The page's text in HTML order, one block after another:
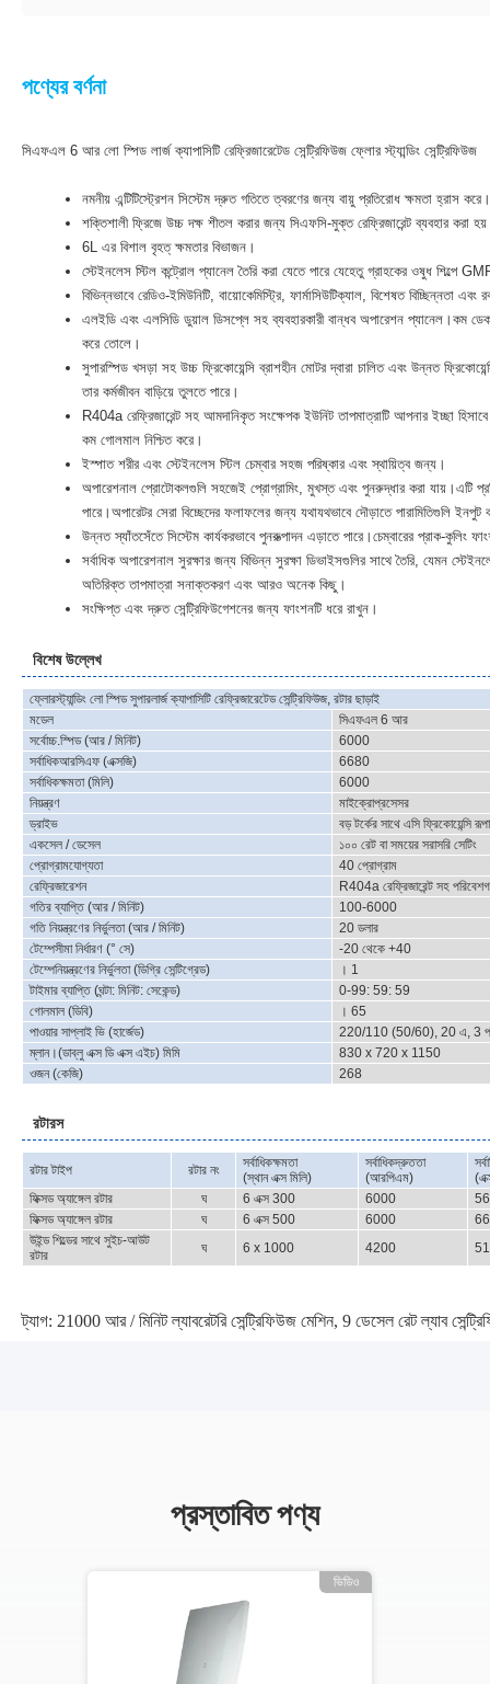
পণ্যের বর্ণনা
সিএফএল 6 আর লো স্পিড লার্জ ক্যাপাসিটি রেফ্রিজারেটেড সেন্ট্রিফিউজ ফ্লোর স্ট্যান্ডিং সেন্ট্রিফিউজ
নমনীয় এন্টিটিস্ট্রেশন সিস্টেম দ্রুত গতিতে ত্বরণের জন্য বায়ু প্রতিরোধ ক্ষমতা হ্রাস করে।
শক্তিশালী ফ্রিজে উচ্চ দক্ষ শীতল করার জন্য সিএফসি-মুক্ত রেফ্রিজারেন্ট ব্যবহার করা
6L এর বিশাল বৃহত্ ক্ষমতার বিভাজন।
স্টেইনলেস স্টিল কন্ট্রোল প্যানেল তৈরি করা যেতে পারে যেহেতু গ্রাহকের ওষুধ শিল্পে
বিভিন্নভাবে রেডিও-ইমিউনিটি, বায়োকেমিস্ট্রি, ফার্মাসিউটিক্যাল, বিশেষত বিচ্ছিন্নতা
এলইডি এবং এলসিডি ডুয়াল ডিসপ্লে সহ ব্যবহারকারী বান্ধব অপারেশন প্যানেল।কম
করে তোলে।
সুপারস্পিড খসড়া সহ উচ্চ ফ্রিকোয়েন্সি ব্রাশহীন মোটর দ্বারা চালিত এবং উন্নত
তার কর্মজীবন বাড়িয়ে তুলতে পারে।
R404a রেফ্রিজারেন্ট সহ আমদানিকৃত সংক্ষেপক ইউনিট তাপমাত্রাটি আপনার ইচ্ছা
কম গোলমাল নিশ্চিত করে।
ইস্পাত শরীর এবং স্টেইনলেস স্টিল চেম্বার সহজ পরিষ্কার এবং স্থায়িত্ব জন্য।
অপারেশনাল প্রোটোকলগুলি সহজেই প্রোগ্রামিং, মুখস্ত এবং পুনরুদ্ধার করা যায়।এটি
পারে।অপারেটর সেরা বিচ্ছেদের ফলাফলের জন্য যথাযথভাবে দৌড়াতে পারামিতিগুলি
উন্নত স্যাঁতসেঁতে সিস্টেম কার্যকরভাবে পুনরুত্পাদন এড়াতে পারে।চেম্বারের প্রাক-
সর্বাধিক অপারেশনাল সুরক্ষার জন্য বিভিন্ন সুরক্ষা ডিভাইসগুলির সাথে তৈরি, যেমন
অতিরিক্ত তাপমাত্রা সনাক্তকরণ এবং আরও অনেক কিছু।
সংক্ষিপ্ত এবং দ্রুত সেন্ট্রিফিউগেশনের জন্য ফাংশনটি ধরে রাখুন।
বিশেষ উল্লেখ
ফ্লোরস্ট্যান্ডিং লো স্পিড সুপারলার্জ ক্যাপাসিটি রেফ্রিজারেটেড সেন্ট্রিফিউজ, রটার ছাড়াই
মডেল
সিএফএল 6 আর
সর্বোচ্চ.স্পিড (আর / মিনিট)
6000
সর্বাধিকআরসিএফ (এক্সজি)
6680
সর্বাধিকক্ষমতা (মিলি)
6000
নিয়ন্ত্রণ
মাইক্রোপ্রসেসর
ড্রাইভ
বড় টর্কের সাথে এসি ফ্রিকোয়েন্সি
একসেল / ডেসেল
১০০ রেট বা সময়ের সরাসরি সেটিং
প্রোগ্রামযোগ্যতা
40 প্রোগ্রাম
রেফ্রিজারেশন
R404a রেফ্রিজারেন্ট সহ
গতির ব্যাপ্তি (আর / মিনিট)
100-6000
গতি নিয়ন্ত্রণের নির্ভুলতা (আর / মিনিট)
20 ডলার
টেম্পেসীমা নির্ধারণ (° সে)
-20 থেকে +40
টেম্পেনিয়ন্ত্রণের নির্ভুলতা (ডিগ্রি সেন্টিগ্রেড)
। 1
টাইমার ব্যাপ্তি (ঘন্টা: মিনিট: সেকেন্ড)
0-99: 59: 59
গোলমাল (ডিবি)
। 65
পাওয়ার সাপ্লাই ভি (হার্জেড)
220/110 (50/60), 20 এ, 3
ম্লান।(ডাব্লু এক্স ডি এক্স এইচ) মিমি
830 x 720 x 1150
ওজন (কেজি)
268
রটারস
রটার টাইপ রটার নং
সর্বাধিকক্ষমতা
(স্থান এক্স মিলি)
সর্বাধিকদ্রুততা
(আরপিএম)
ফিক্সড অ্যাঙ্গেল রটার
ঘ 6 এক্স 300 6000
ফিক্সড অ্যাঙ্গেল রটার
ঘ 6 এক্স 500 6000
উইন্ড শিল্ডের সাথে সুইচ-আউট
রটার
ঘ 6 x 1000 4200
ট্যাগ: 21000 আর / মিনিট ল্যাবরেটরি সেন্ট্রিফিউজ মেশিন, 9 ডেসেল রেট ল্যাব
প্রস্তাবিত পণ্য